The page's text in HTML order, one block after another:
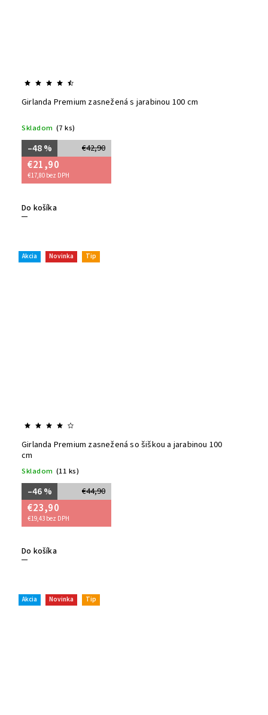
Girlanda Premium zasnežená s jarabinou 100 cm
Skladom (7 ks)
€42,90
–48 %
€21,90
€17,80 bez DPH
Do košíka
Akcia Novinka Tip
Girlanda Premium zasnežená so šiškou a jarabinou 100
cm
Skladom (11 ks)
€44,90
–46 %
€23,90
€19,43 bez DPH
Do košíka
Akcia Novinka Tip